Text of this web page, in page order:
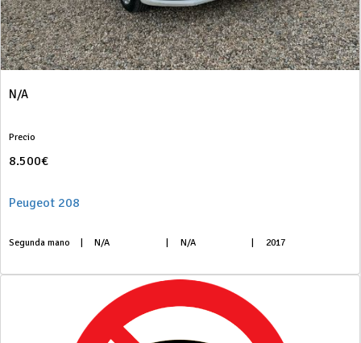
N/A
Precio
8.500€
Peugeot 208
Segunda mano N/A N/A 2017